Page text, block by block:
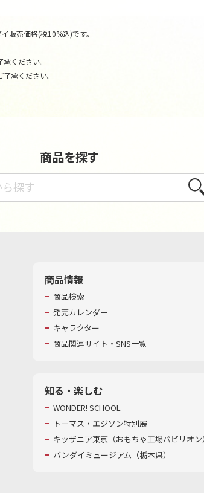
販売価格(税10%込)です。
ください。
承ください。
商品を探す
さが
商品情報
商品検索
発売カレンダー
キャラクター
商品関連サイト・SNS一覧
知る・楽しむ
WONDER! SCHOOL
トーマス・エジソン特別展
キッザニア東京（おもちゃ工場パビリオ
バンダイミュージアム（栃木県）